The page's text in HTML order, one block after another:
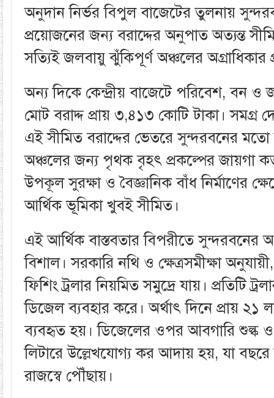
অনুদান নির্ভর বিপুল বাজেটের তুলনায়
প্রয়োজনের জন্য বরাদ্দের অনুপাত অত্যন্ত
সত্যিই জলবায়ু ঝুঁকিপূর্ণ অঞ্চলের
অন্য দিকে কেন্দ্রীয় বাজেটে পরিবেশ, বন ও
মোট বরাদ্দ প্রায় ৩,৪১৩ কোটি টাকা। সমগ্র
এই সীমিত বরাদ্দের ভেতরে সুন্দরবনের
অঞ্চলের জন্য পৃথক বৃহৎ প্রকল্পের জায়গা
উপকূল সুরক্ষা ও বৈজ্ঞানিক বাঁধ নির্মাণের
আর্থিক ভূমিকা খুবই সীমিত।
এই আর্থিক বাস্তবতার বিপরীতে সুন্দরবনের
বিশাল। সরকারি নথি ও ক্ষেত্রসমীক্ষা
ফিশিং ট্রলার নিয়মিত সমুদ্রে যায়। প্রতিটি
ডিজেল ব্যবহার করে। অর্থাৎ দিনে প্রায় ২১
ব্যবহৃত হয়। ডিজেলের ওপর আবগারি শুল্ক ও
লিটারে উল্লেখযোগ্য কর আদায় হয়, যা
রাজস্বে পৌঁছায়।